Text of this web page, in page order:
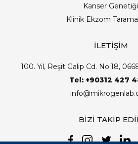
Kanser Genetiği
Klinik Ekzom
İLETİŞİM
100. Yıl, Reşit Galip Cd. No:18,
Tel: +90312 427
BİZİ TAKİP